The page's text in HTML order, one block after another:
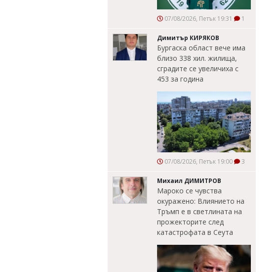
07/08/2026, Петък 19:31 1
Димитър КИРЯКОВ
Бургаска област вече има
близо 338 хил. жилища,
сградите се увеличиха с
453 за година
07/08/2026, Петък 19:00 3
Михаил ДИМИТРОВ
Мароко се чувства
окуражено: Влиянието на
Тръмп е в светлината на
прожекторите след
катастрофата в Сеута